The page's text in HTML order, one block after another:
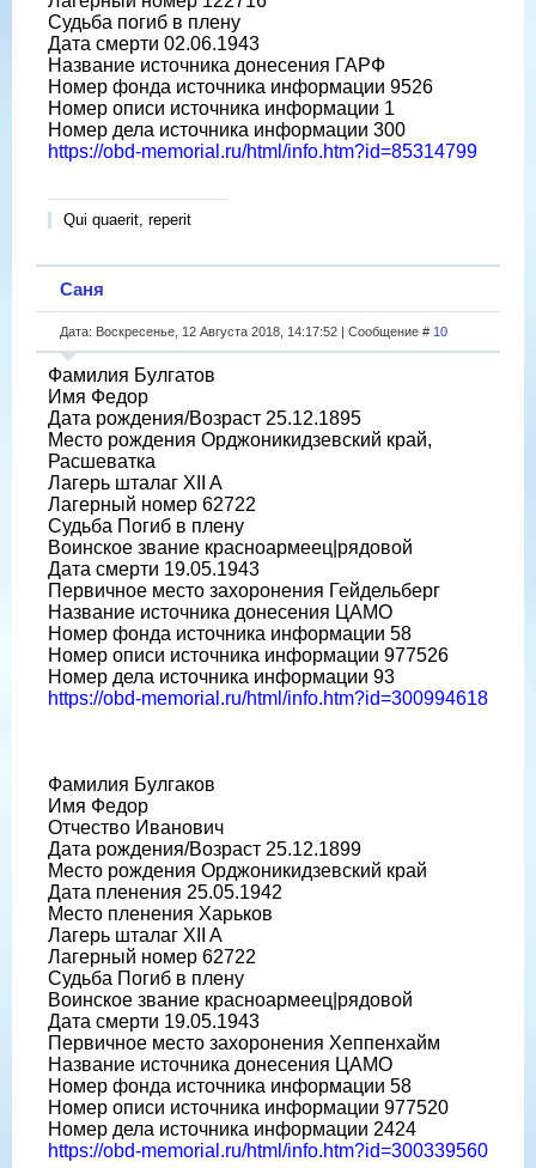
Судьба погиб в плену
Дата смерти 02.06.1943
Название источника донесения ГАРФ
Номер фонда источника информации 9526
Номер описи источника информации 1
Номер дела источника информации 300
https://obd-memorial.ru/html/info.htm?id=85314799
Qui quaerit, reperit
Саня
Дата: Воскресенье, 12 Августа 2018, 14:17:52 | Сообщение # 10
Фамилия Булгатов
Имя Федор
Дата рождения/Возраст 25.12.1895
Место рождения Орджоникидзевский край,
Расшеватка
Лагерь шталаг XII A
Лагерный номер 62722
Судьба Погиб в плену
Воинское звание красноармеец|рядовой
Дата смерти 19.05.1943
Первичное место захоронения Гейдельберг
Название источника донесения ЦАМО
Номер фонда источника информации 58
Номер описи источника информации 977526
Номер дела источника информации 93
https://obd-memorial.ru/html/info.htm?id=300994618
Фамилия Булгаков
Имя Федор
Отчество Иванович
Дата рождения/Возраст 25.12.1899
Место рождения Орджоникидзевский край
Дата пленения 25.05.1942
Место пленения Харьков
Лагерь шталаг XII A
Лагерный номер 62722
Судьба Погиб в плену
Воинское звание красноармеец|рядовой
Дата смерти 19.05.1943
Первичное место захоронения Хеппенхайм
Название источника донесения ЦАМО
Номер фонда источника информации 58
Номер описи источника информации 977520
Номер дела источника информации 2424
https://obd-memorial.ru/html/info.htm?id=300339560